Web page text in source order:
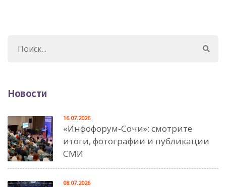
Новости
«Инфофорум-Сочи»: смотрите
итоги, фотографии и публикации
СМИ
16.07.2026
08.07.2026